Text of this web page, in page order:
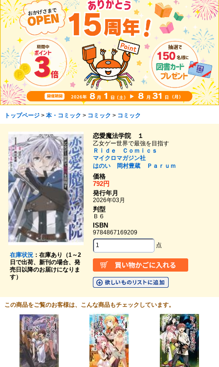
トップページ> 本・コミック > コミック > コミック
在庫状況：在庫あり（1～2
日で出荷、新刊の場合、発
売日以降のお届けになりま
す）
恋愛魔法学院 １
乙女ゲー世界で最強を目指す
Ｒｉｄｅ Ｃｏｍｉｃｓ
マイクロマガジン社
はのい
岡村豊蔵
Ｐａｒｕｍ
価格
792円
発行年月
2026年03月
判型
Ｂ６
ISBN
9784867169209
点
この商品をご覧のお客様は、こんな商品もチェックしています。